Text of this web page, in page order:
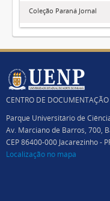
Coleção Paraná Jornal
CENTRO DE
Parque Universitário de
Av. Marciano de Barros, 700,
CEP 86400-000 Jacarezinho -
Localização no mapa